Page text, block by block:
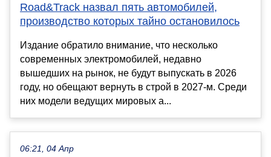
Road&Track назвал пять автомобилей,
производство которых тайно остановилось
Издание обратило внимание, что несколько
современных электромобилей, недавно
вышедших на рынок, не будут выпускать в 2026
году, но обещают вернуть в строй в 2027-м. Среди
них модели ведущих мировых а...
06:21, 04 Апр